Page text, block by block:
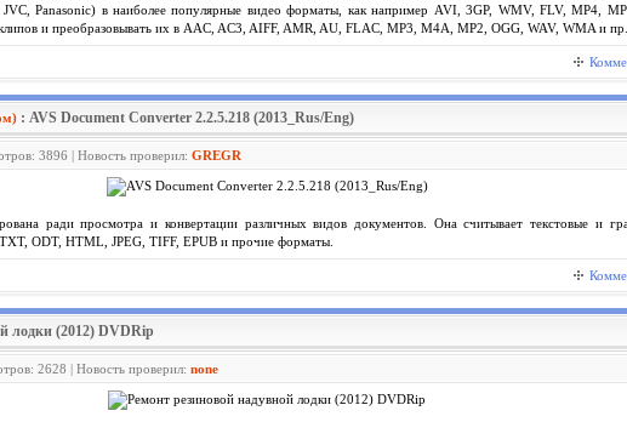
Panasonic) в наиболее популярные видео форматы, как например AVI, 3GP, WMV, FLV, MP4,
и преобразовывать их в AAC, AC3, AIFF, AMR, AU, FLAC, MP3, M4A, MP2, OGG, WAV, WMA и пр.
: AVS Document Converter 2.2.5.218 (2013_Rus/Eng)
3896 | Новость проверил: GREGR
ради просмотра и конвертации различных видов документов. Она считывает текстовые и
ODT, HTML, JPEG, TIFF, EPUB и прочие форматы.
лодки (2012) DVDRip
2628 | Новость проверил: none